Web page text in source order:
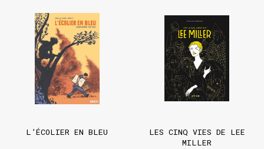
L’ÉCOLIER EN BLEU
LES CINQ VIES DE LEE
MILLER